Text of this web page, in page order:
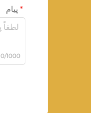
پیام
0/1000